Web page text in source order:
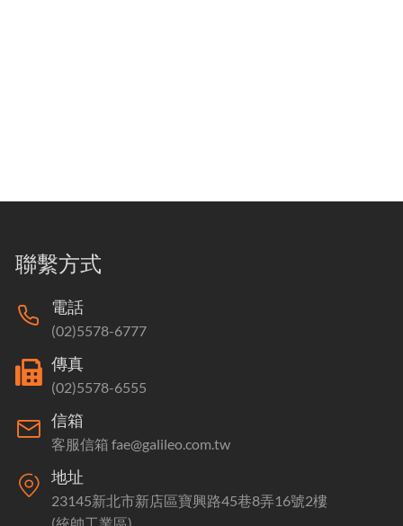
聯繫方式
電話
(02)5578-6777
傳真
(02)5578-6555
信箱
客服信箱 fae@galileo.com.tw
地址
23145新北市新店區寶興路45巷8弄16號2樓
(統帥工業區)